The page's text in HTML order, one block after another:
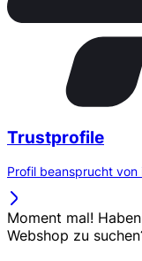
Trustprofile
Profil beansprucht von
Moment mal!
Webshop zu